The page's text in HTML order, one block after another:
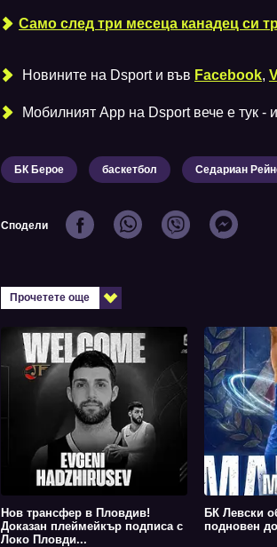
Само след три месеца канадец си
Новините на Dsport и във Facebook,
Мобилният Аpp на Dsport вече е тук -
БК Берое баскетбол Седариан
Сподели
Прочетете още
Нов трансфер в Пловдив!
Доказан плеймейкър подписа с
Локо Пловди...
БК Левски
подновен